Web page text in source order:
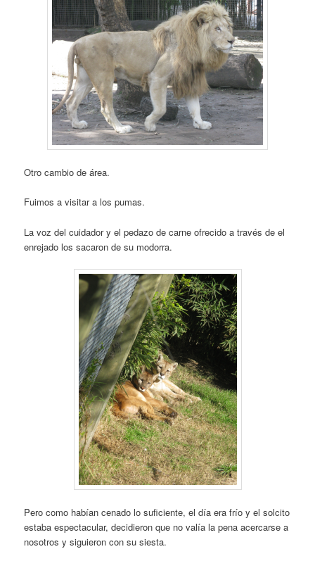
Otro cambio de área.
Fuimos a visitar a los pumas.
La voz del cuidador y el pedazo de carne ofrecido a través de el
enrejado los sacaron de su modorra.
Pero como habían cenado lo suficiente, el día era frío y el solcito
estaba espectacular, decidieron que no valía la pena acercarse a
nosotros y siguieron con su siesta.